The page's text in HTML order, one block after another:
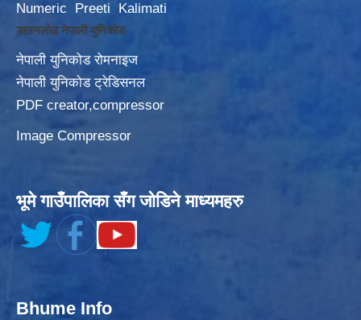
Numeric
Preeti Kalimati
डाउनलोड नेपाली युनिकोड
नेपाली युनिकोड रोमनाइज
नेपाली युनिकोड ट्रेडिसनल
PDF creator,compressor
Image Compressor
भूमे गाउँपालिका सँग जोडिने माध्यमहरु
Bhume Info